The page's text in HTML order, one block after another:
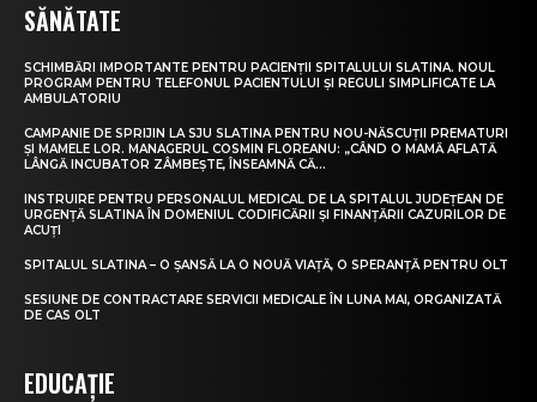
SĂNĂTATE
SCHIMBĂRI IMPORTANTE PENTRU PACIENȚII SPITALULUI SLATINA. NOUL
PROGRAM PENTRU TELEFONUL PACIENTULUI ȘI REGULI SIMPLIFICATE LA
AMBULATORIU
CAMPANIE DE SPRIJIN LA SJU SLATINA PENTRU NOU-NĂSCUȚII PREMATURI
ȘI MAMELE LOR. MANAGERUL COSMIN FLOREANU: „CÂND O MAMĂ AFLATĂ
LÂNGĂ INCUBATOR ZÂMBEȘTE, ÎNSEAMNĂ CĂ...
INSTRUIRE PENTRU PERSONALUL MEDICAL DE LA SPITALUL JUDEȚEAN DE
URGENȚĂ SLATINA ÎN DOMENIUL CODIFICĂRII ȘI FINANȚĂRII CAZURILOR DE
ACUȚI
SPITALUL SLATINA – O ȘANSĂ LA O NOUĂ VIAȚĂ, O SPERANȚĂ PENTRU OLT
SESIUNE DE CONTRACTARE SERVICII MEDICALE ÎN LUNA MAI, ORGANIZATĂ
DE CAS OLT
EDUCAȚIE